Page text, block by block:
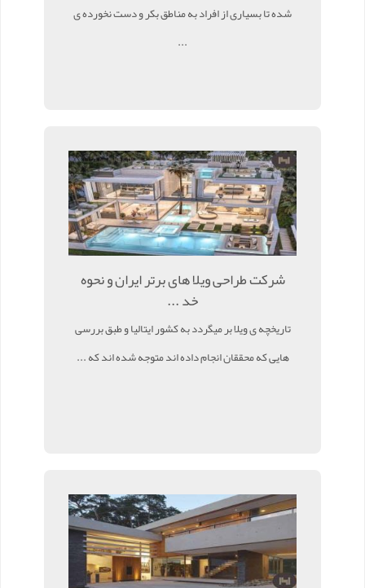
شده تا بسیاری از افراد به مناطق بکر و دست نخورده ی
...
شرکت طراحی ویلا های برتر ایران و نحوه
خد ...
تاریخچه ی ویلا بر میگردد به کشور ایتالیا و طبق بررسی
هایی که محققان انجام داده اند متوجه شده اند که ...